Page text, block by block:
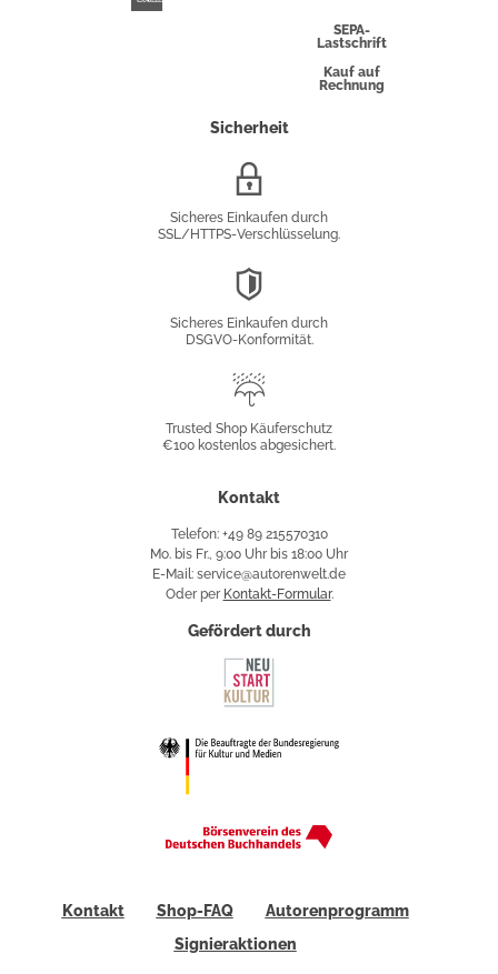
SEPA-
Lastschrift
Kauf auf
Rechnung
Sicherheit
Sicheres Einkaufen durch
SSL/HTTPS-Verschlüsselung.
Sicheres Einkaufen durch
DSGVO-Konformität.
Käuferschutz
Trusted Shop Käuferschutz
€100 kostenlos abgesichert.
Kontakt
Telefon: +49 89 215570310
Mo. bis Fr., 9:00 Uhr bis 18:00 Uhr
E-Mail: service@autorenwelt.de
Oder per Kontakt-Formular.
Gefördert durch
Kontakt Shop-FAQ
Autorenprogramm
Signieraktionen